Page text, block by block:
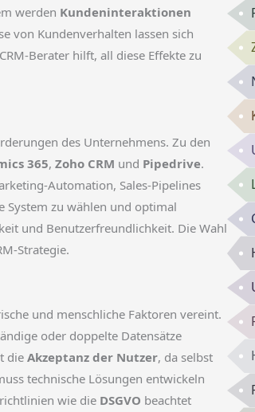
werden Kundeninteraktionen
von Kundenverhalten lassen sich
Berater hilft, all diese Effekte zu
des Unternehmens. Zu den
365, Zoho CRM und Pipedrive.
Automation, Sales-Pipelines
System zu wählen und optimal
und Benutzerfreundlichkeit. Die Wahl
Strategie.
und menschliche Faktoren vereint.
oder doppelte Datensätze
dieAkzeptanz der Nutzer, da selbst
technische Lösungen entwickeln
wie die DSGVO beachtet